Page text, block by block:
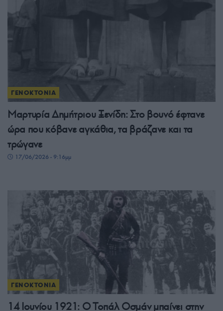
ΓΕΝΟΚΤΟΝΙΑ
Μαρτυρία Δημήτριου Ξενίδη: Στο βουνό έφτανε
ώρα που κόβανε αγκάθια, τα βράζανε και τα
τρώγανε
17/06/2026 - 9:16μμ
ΓΕΝΟΚΤΟΝΙΑ
14 Ιουνίου 1921: Ο Τοπάλ Οσμάν μπαίνει στην